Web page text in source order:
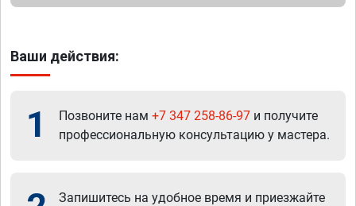
Ваши действия:
1 Позвоните нам +7 347 258-86-97 и получите
профессиональную консультацию у мастера.
Запишитесь на удобное время и приезжайте